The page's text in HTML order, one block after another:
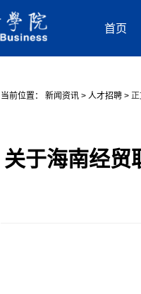
首页
当前位置： 新闻资讯 > 人才招聘 >
关于海南经贸